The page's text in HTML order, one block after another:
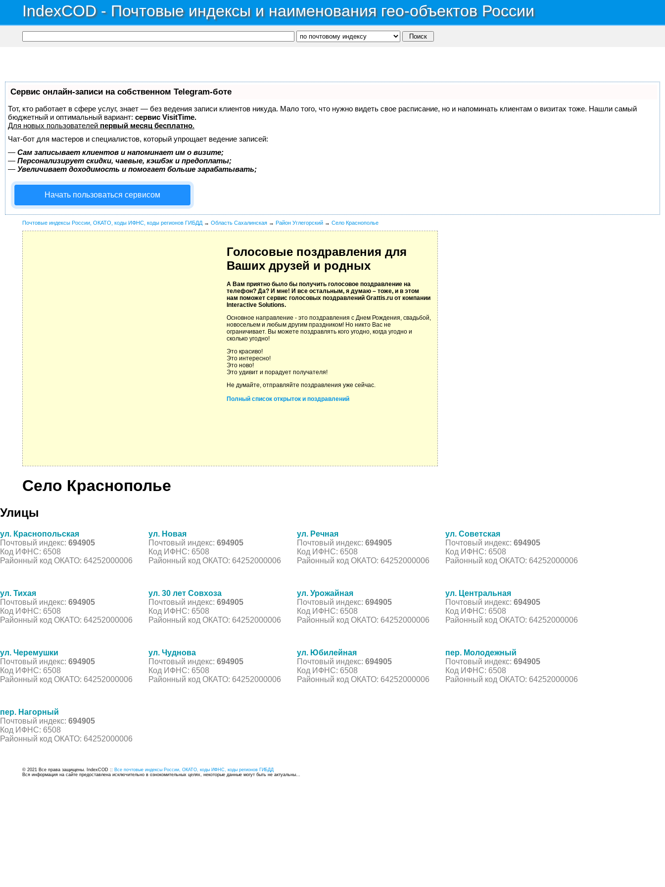
IndexCOD - Почтовые индексы и наименования гео-объектов России
Сервис онлайн-записи на собственном Telegram-боте
Тот, кто работает в сфере услуг, знает — без ведения записи клиентов никуда. Мало того, что нужно видеть свое расписание, но и напоминать клиентам о визитах тоже. Нашли самый
бюджетный и оптимальный вариант: сервис VisitTime.
Для новых пользователей первый месяц бесплатно.
Чат-бот для мастеров и специалистов, который упрощает ведение записей:
— Сам записывает клиентов и напоминает им о визите;
— Персонализирует скидки, чаевые, кэшбэк и предоплаты;
— Увеличивает доходимость и помогает больше зарабатывать;
Начать пользоваться сервисом
Почтовые индексы России, ОКАТО, коды ИФНС, коды регионов ГИБДД → Область Сахалинская → Район Углегорский → Село Краснополье
Голосовые поздравления для
Ваших друзей и родных
А Вам приятно было бы получить голосовое поздравление на
телефон? Да? И мне! И все остальным, я думаю – тоже, и в этом
нам поможет сервис голосовых поздравлений Grattis.ru от компании
Interactive Solutions.
Основное направление - это поздравления с Днем Рождения, свадьбой,
новосельем и любым другим праздником! Но никто Вас не
ограничивает. Вы можете поздравлять кого угодно, когда угодно и
сколько угодно!
Это красиво!
Это интересно!
Это ново!
Это удивит и порадует получателя!
Не думайте, отправляйте поздравления уже сейчас.
Полный список открыток и поздравлений
Село Краснополье
Улицы
ул. Краснопольская
Почтовый индекс: 694905
Код ИФНС: 6508
Районный код ОКАТО: 64252000006
ул. Новая
Почтовый индекс: 694905
Код ИФНС: 6508
Районный код ОКАТО: 64252000006
ул. Речная
Почтовый индекс: 694905
Код ИФНС: 6508
Районный код ОКАТО: 64252000006
ул. Советская
Почтовый индекс: 694905
Код ИФНС: 6508
Районный код ОКАТО: 64252000006
ул. Тихая
Почтовый индекс: 694905
Код ИФНС: 6508
Районный код ОКАТО: 64252000006
ул. 30 лет Совхоза
Почтовый индекс: 694905
Код ИФНС: 6508
Районный код ОКАТО: 64252000006
ул. Урожайная
Почтовый индекс: 694905
Код ИФНС: 6508
Районный код ОКАТО: 64252000006
ул. Центральная
Почтовый индекс: 694905
Код ИФНС: 6508
Районный код ОКАТО: 64252000006
ул. Черемушки
Почтовый индекс: 694905
Код ИФНС: 6508
Районный код ОКАТО: 64252000006
ул. Чуднова
Почтовый индекс: 694905
Код ИФНС: 6508
Районный код ОКАТО: 64252000006
ул. Юбилейная
Почтовый индекс: 694905
Код ИФНС: 6508
Районный код ОКАТО: 64252000006
пер. Молодежный
Почтовый индекс: 694905
Код ИФНС: 6508
Районный код ОКАТО: 64252000006
пер. Нагорный
Почтовый индекс: 694905
Код ИФНС: 6508
Районный код ОКАТО: 64252000006
© 2021 Все права защищены. IndexCOD :: Все почтовые индексы России, ОКАТО, коды ИФНС, коды регионов ГИБДД
Вся информация на сайте предоставлена исключительно в ознокомительных целях, некоторые данные могут быть не актуальны...